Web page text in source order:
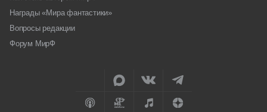
Награды «Мира фантастики»
Вопросы редакции
Форум МирФ